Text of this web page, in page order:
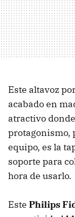
Este altavoz
acabado en
atractivo
protagonismo,
equipo, es la
soporte para
hora de usarlo.
Este Philips